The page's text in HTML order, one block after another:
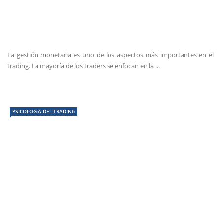
La gestión monetaria es uno de los aspectos más importantes en el
trading. La mayoría de los traders se enfocan en la ...
PSICOLOGIA DEL TRADING